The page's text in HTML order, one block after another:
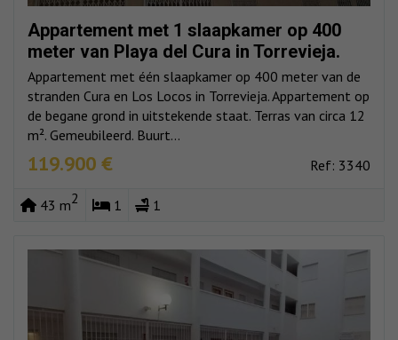
Appartement met 1 slaapkamer op 400
meter van Playa del Cura in Torrevieja.
Appartement met één slaapkamer op 400 meter van de
stranden Cura en Los Locos in Torrevieja. Appartement op
de begane grond in uitstekende staat. Terras van circa 12
m². Gemeubileerd. Buurt...
119.900 € Ref: 3340
43 m2 1 1